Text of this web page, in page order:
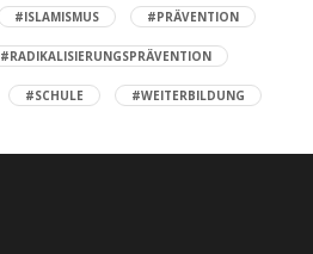
#ISLAMISMUS #PRÄVENTION
#RADIKALISIERUNGSPRÄVENTION
#SCHULE #WEITERBILDUNG